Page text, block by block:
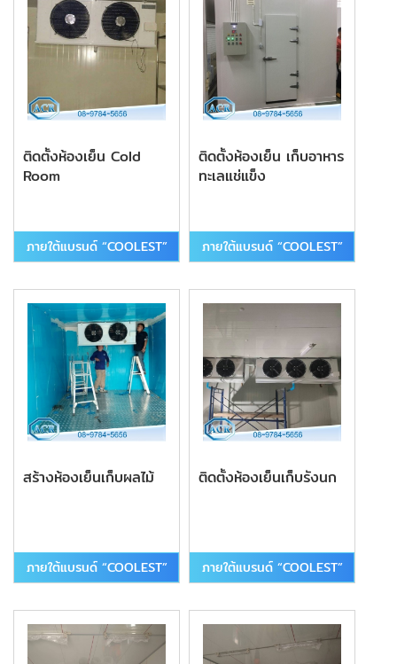
ติดตั้งห้องเย็น Cold
Room
ภายใต้แบรนด์ “COOLEST”
ติดตั้งห้องเย็น เก็บอาหาร
ทะเลแช่แข็ง
ภายใต้แบรนด์ “COOLEST”
สร้างห้องเย็นเก็บผลไม้
ภายใต้แบรนด์ “COOLEST”
ติดตั้งห้องเย็นเก็บรังนก
ภายใต้แบรนด์ “COOLEST”